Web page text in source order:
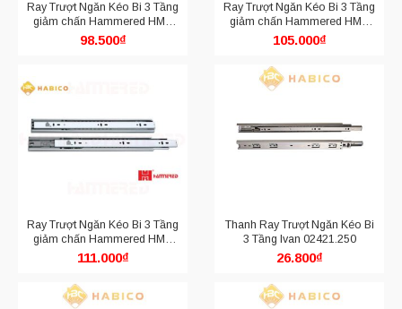
Ray Trượt Ngăn Kéo Bi 3 Tầng
giảm chấn Hammered HMR
4513.400
98.500₫
Ray Trượt Ngăn Kéo Bi 3 Tầng
giảm chấn Hammered HMR
4513.450
105.000₫
Ray Trượt Ngăn Kéo Bi 3 Tầng
giảm chấn Hammered HMR
4513.500
111.000₫
Thanh Ray Trượt Ngăn Kéo Bi
3 Tầng Ivan 02421.250
26.800₫